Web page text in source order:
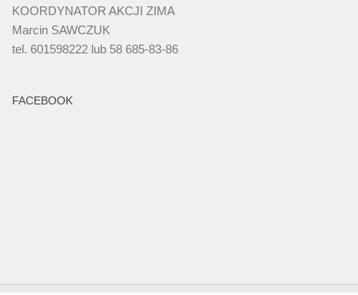
KOORDYNATOR AKCJI ZIMA
Marcin SAWCZUK
tel. 601598222 lub 58 685-83-86
FACEBOOK